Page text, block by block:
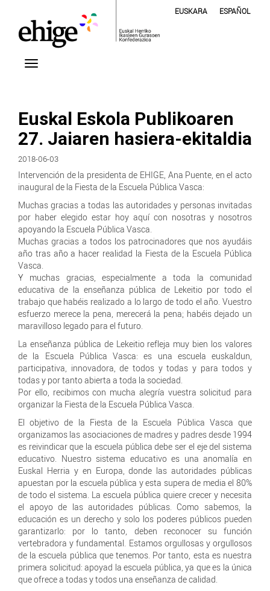
EUSKARA ESPAÑOL
Euskal Eskola Publikoaren
27. Jaiaren hasiera-ekitaldia
2018-06-03
Intervención de la presidenta de EHIGE, Ana Puente, en el acto
inaugural de la Fiesta de la Escuela Pública Vasca:
Muchas gracias a todas las autoridades y personas invitadas
por haber elegido estar hoy aquí con nosotras y nosotros
apoyando la Escuela Pública Vasca.
Muchas gracias a todos los patrocinadores que nos ayudáis
año tras año a hacer realidad la Fiesta de la Escuela Pública
Vasca.
Y muchas gracias, especialmente a toda la comunidad
educativa de la enseñanza pública de Lekeitio por todo el
trabajo que habéis realizado a lo largo de todo el año. Vuestro
esfuerzo merece la pena, merecerá la pena; habéis dejado un
maravilloso legado para el futuro.
La enseñanza pública de Lekeitio refleja muy bien los valores
de la Escuela Pública Vasca: es una escuela euskaldun,
participativa, innovadora, de todos y todas y para todos y
todas y por tanto abierta a toda la sociedad.
Por ello, recibimos con mucha alegría vuestra solicitud para
organizar la Fiesta de la Escuela Pública Vasca.
El objetivo de la Fiesta de la Escuela Pública Vasca que
organizamos las asociaciones de madres y padres desde 1994
es reivindicar que la escuela pública debe ser el eje del sistema
educativo. Nuestro sistema educativo es una anomalía en
Euskal Herria y en Europa, donde las autoridades públicas
apuestan por la escuela pública y esta supera de media el 80%
de todo el sistema. La escuela pública quiere crecer y necesita
el apoyo de las autoridades públicas. Como sabemos, la
educación es un derecho y solo los poderes públicos pueden
garantizarlo: por lo tanto, deben reconocer su función
vertebradora y fundamental. Estamos orgullosas y orgullosos
de la escuela pública que tenemos. Por tanto, esta es nuestra
primera solicitud: apoyad la escuela pública, ya que es la única
que ofrece a todas y todos una enseñanza de calidad.